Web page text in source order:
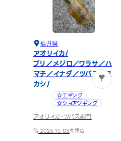
福井県
アオリイカ
ブリ／メジロ／ワラサ／ハ
マチ／イナダ／ツバス／ワ
カシ
☆エギング
☆ショアジギング
アオリイカ・ツバス調査
2025.10.03大津店
1